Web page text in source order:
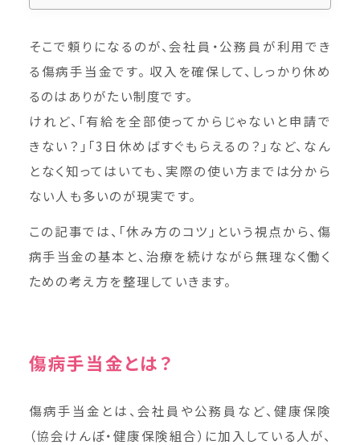
そこで頼りになるのが、会社員・公務員が利用でき
る傷病手当金です。 収入を確保して、しっかり休め
るのはありがたい制度です。
けれど、「有給を全部使ってからじゃないと申請で
きない？」「3日休めばすぐもらえるの？」など、なん
となく知ってはいても、実際の使い方までは分から
ない人も多いのが現実です。
この記事では、「休み方のコツ」という視点から、傷
病手当金の基本と、治療を続けながら無理なく働く
ための考え方を整理していきます。
傷病手当金とは？
傷病手当金とは、会社員や公務員など、健康保険
（協会けんぽ・健康保険組合）に加入している人が、